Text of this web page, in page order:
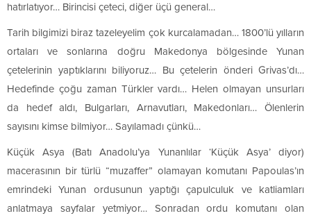
hatırlatıyor… Birincisi çeteci, diğer üçü general…
Tarih bilgimizi biraz tazeleyelim çok kurcalamadan… 1800’lü yılların
ortaları ve sonlarına doğru Makedonya bölgesinde Yunan
çetelerinin yaptıklarını biliyoruz… Bu çetelerin önderi Grivas’dı…
Hedefinde çoğu zaman Türkler vardı… Helen olmayan unsurları
da hedef aldı, Bulgarları, Arnavutları, Makedonları… Ölenlerin
sayısını kimse bilmiyor… Sayılamadı çünkü…
Küçük Asya (Batı Anadolu’ya Yunanlılar ‘Küçük Asya’ diyor)
macerasının bir türlü “muzaffer” olamayan komutanı Papoulas’ın
emrindeki Yunan ordusunun yaptığı çapulculuk ve katliamları
anlatmaya sayfalar yetmiyor… Sonradan ordu komutanı olan